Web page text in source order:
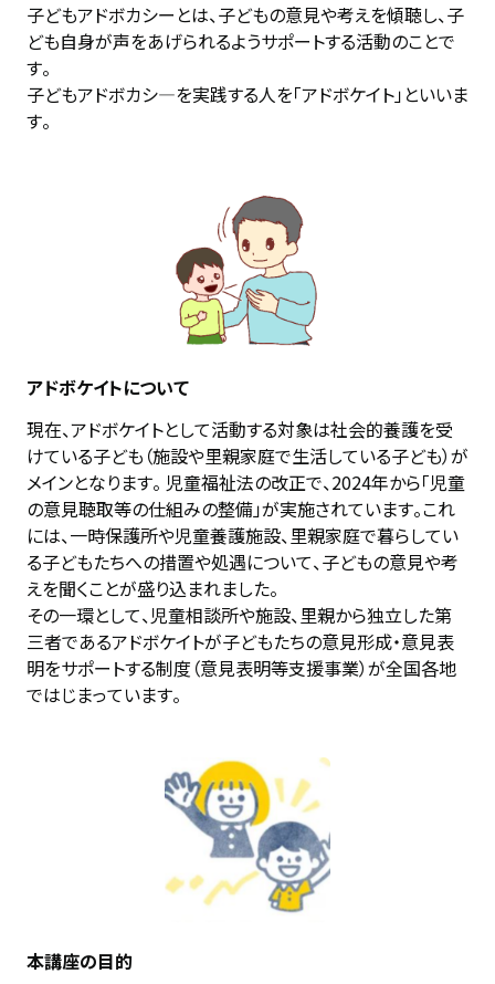
子どもアドボカシーとは、子どもの意見や考えを傾聴し、子
ども自身が声をあげられるようサポートする活動のことで
す。
子どもアドボカシ―を実践する人を「アドボケイト」といいま
す。
アドボケイトについて
現在、アドボケイトとして活動する対象は社会的養護を受
けている子ども（施設や里親家庭で生活している子ども）が
メインとなります。 児童福祉法の改正で、2024年から「児童
の意見聴取等の仕組みの整備」が実施されています。これ
には、一時保護所や児童養護施設、里親家庭で暮らしてい
る子どもたちへの措置や処遇について、子どもの意見や考
えを聞くことが盛り込まれました。
その一環として、児童相談所や施設、里親から独立した第
三者であるアドボケイトが子どもたちの意見形成・意見表
明をサポートする制度（意見表明等支援事業）が全国各地
ではじまっています。
本講座の目的